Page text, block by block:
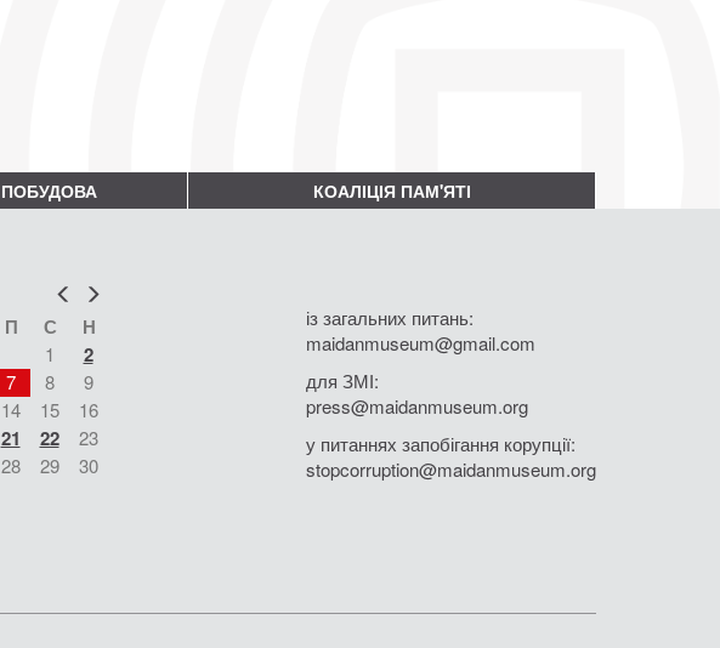
ПОБУДОВА КОАЛІЦІЯ ПАМ'ЯТІ
Попер
П С Н
1 2
7 8
9
14 15
16
21 22
23
28 29
30
із загальних питань:
maidanmuseum@gmail.com
для ЗМІ:
press@maidanmuseum.org
у питаннях запобігання корупції:
stopcorruption@maidanmuseum.org